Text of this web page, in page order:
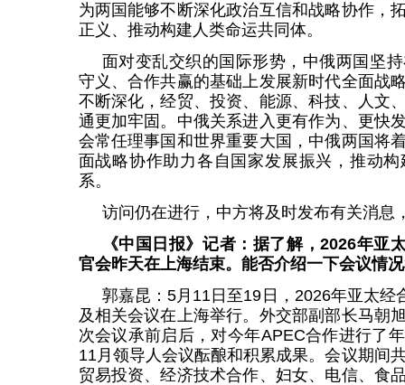
为两国能够不断深化政治互信和战略协作，
正义、推动构建人类命运共同体。
面对变乱交织的国际形势，中俄两国坚
守义、合作共赢的基础上发展新时代全面战
不断深化，经贸、投资、能源、科技、人文
通更加牢固。中俄关系进入更有作为、更快
会常任理事国和世界重要大国，中俄两国将
面战略协作助力各自国家发展振兴，推动
系。
访问仍在进行，中方将及时发布有关消息
《中国日报》记者：据了解，2026年亚
官会昨天在上海结束。能否介绍一下会议情
郭嘉昆：5月11日至19日，2026年亚太经
及相关会议在上海举行。外交部副部长马朝
次会议承前启后，对今年APEC合作进行了
11月领导人会议酝酿和积累成果。会议期间
贸易投资、经济技术合作、妇女、电信、食